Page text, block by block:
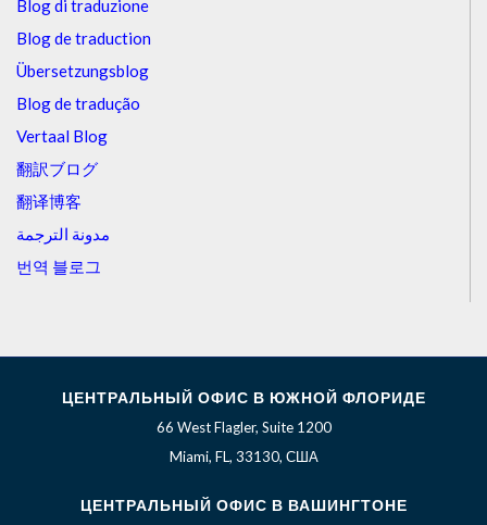
Blog di traduzione
Blog de traduction
Übersetzungsblog
Blog de tradução
Vertaal Blog
翻訳ブログ
翻译博客
مدونة الترجمة
번역 블로그
ЦЕНТРАЛЬНЫЙ ОФИС В ЮЖНОЙ ФЛОРИДЕ
66 West Flagler, Suite 1200
Miami, FL, 33130, США
ЦЕНТРАЛЬНЫЙ ОФИС В ВАШИНГТОНЕ